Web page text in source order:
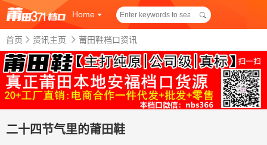
Home
首页 资讯主页 莆田鞋档口资讯
二十四节气里的莆田鞋